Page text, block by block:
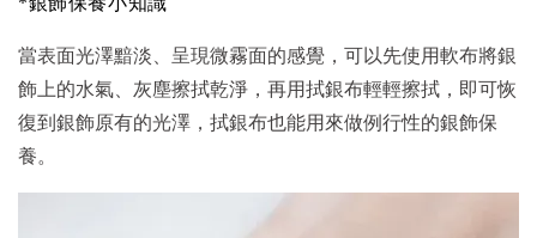
當表面光澤黯淡、呈現微霧面的感覺，可以先使用軟布將銀
飾上的水氣、灰塵擦拭乾淨，再用拭銀布輕輕擦拭，即可恢
復到銀飾原有的光澤，拭銀布也能用來做例行性的銀飾保
養。